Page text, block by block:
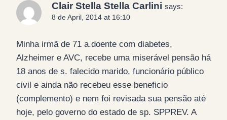
Clair Stella Stella Carlini says:
8 de April, 2014 at 16:10
Minha irmã de 71 a.doente com diabetes,
Alzheimer e AVC, recebe uma miserável pensão há
18 anos de s. falecido marido, funcionário público
civil e ainda não recebeu esse beneficio
(complemento) e nem foi revisada sua pensão até
hoje, pelo governo do estado de sp. SPPREV. A